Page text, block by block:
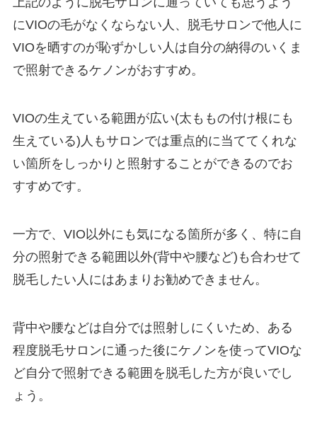
にVIOの毛がなくならない人、脱毛サロンで他人に
VIOを晒すのが恥ずかしい人は自分の納得のいくま
で照射できるケノンがおすすめ。
VIOの生えている範囲が広い(太ももの付け根にも
生えている)人もサロンでは重点的に当ててくれな
い箇所をしっかりと照射することができるのでお
すすめです。
一方で、VIO以外にも気になる箇所が多く、特に自
分の照射できる範囲以外(背中や腰など)も合わせて
脱毛したい人にはあまりお勧めできません。
背中や腰などは自分では照射しにくいため、ある
程度脱毛サロンに通った後にケノンを使ってVIOな
ど自分で照射できる範囲を脱毛した方が良いでし
ょう。